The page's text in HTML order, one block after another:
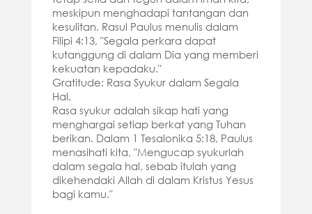
meskipun menghadapi tantangan dan
kesulitan. Rasul Paulus menulis dalam
Filipi 4:13, "Segala perkara dapat
kutanggung di dalam Dia yang memberi
kekuatan kepadaku."
Gratitude: Rasa Syukur dalam Segala
Hal.
Rasa syukur adalah sikap hati yang
menghargai setiap berkat yang Tuhan
berikan. Dalam 1 Tesalonika 5:18, Paulus
menasihati kita, "Mengucap syukurlah
dalam segala hal, sebab itulah yang
dikehendaki Allah di dalam Kristus Yesus
bagi kamu."